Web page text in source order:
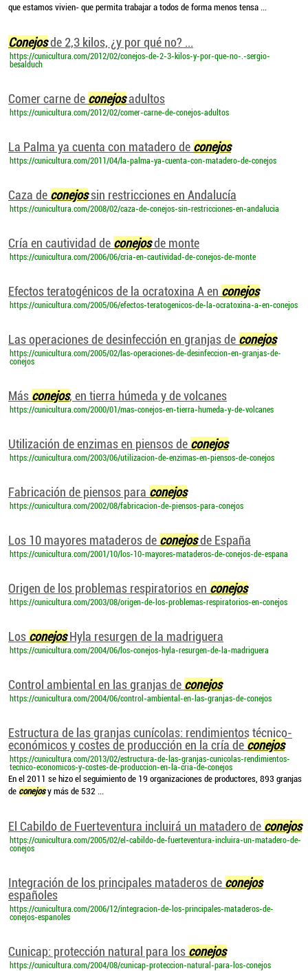
que estamos vivien- que permita trabajar a todos de forma menos tensa ...
Conejosde 2,3 kilos, ¿y por qué no? ...
https://cunicultura.com/2012/02/conejos-de-2-3-kilos-y-por-que-no-.-sergio-
besalduch
Comer carne de conejosadultos
https://cunicultura.com/2012/02/comer-carne-de-conejos-adultos
La Palma ya cuenta con matadero de conejos
https://cunicultura.com/2011/04/la-palma-ya-cuenta-con-matadero-de-conejos
Caza de conejossin restricciones en Andalucía
https://cunicultura.com/2008/02/caza-de-conejos-sin-restricciones-en-andalucia
Cría en cautividad de conejosde monte
https://cunicultura.com/2006/06/cria-en-cautividad-de-conejos-de-monte
Efectos teratogénicos de la ocratoxina A en conejos
https://cunicultura.com/2005/06/efectos-teratogenicos-de-la-ocratoxina-a-en-conejos
Las operaciones de desinfección en granjas de conejos
https://cunicultura.com/2005/02/las-operaciones-de-desinfeccion-en-granjas-de-
conejos
Más conejos, en tierra húmeda y de volcanes
https://cunicultura.com/2000/01/mas-conejos-en-tierra-humeda-y-de-volcanes
Utilización de enzimas en piensos de conejos
https://cunicultura.com/2003/06/utilizacion-de-enzimas-en-piensos-de-conejos
Fabricación de piensos para conejos
https://cunicultura.com/2002/08/fabricacion-de-piensos-para-conejos
Los 10 mayores mataderos de conejosde España
https://cunicultura.com/2001/10/los-10-mayores-mataderos-de-conejos-de-espana
Origen de los problemas respiratorios en conejos
https://cunicultura.com/2003/08/origen-de-los-problemas-respiratorios-en-conejos
Los conejosHyla resurgen de la madriguera
https://cunicultura.com/2004/06/los-conejos-hyla-resurgen-de-la-madriguera
Control ambiental en las granjas de conejos
https://cunicultura.com/2004/06/control-ambiental-en-las-granjas-de-conejos
Estructura de las granjas cunícolas: rendimientos técnico-
económicos y costes de producción en la cría de conejos
https://cunicultura.com/2013/02/estructura-de-las-granjas-cunicolas-rendimientos-
tecnico-economicos-y-costes-de-produccion-en-la-cria-de-conejos
En el 2011 se hizo el seguimiento de 19 organizaciones de productores, 893 granjas
de conejosy más de 532 ...
El Cabildo de Fuerteventura incluirá un matadero de conejos
https://cunicultura.com/2005/02/el-cabildo-de-fuerteventura-incluira-un-matadero-de-
conejos
Integración de los principales mataderos de conejos
españoles
https://cunicultura.com/2006/12/integracion-de-los-principales-mataderos-de-
conejos-espanoles
Cunicap: protección natural para los conejos
https://cunicultura.com/2004/08/cunicap-proteccion-natural-para-los-conejos